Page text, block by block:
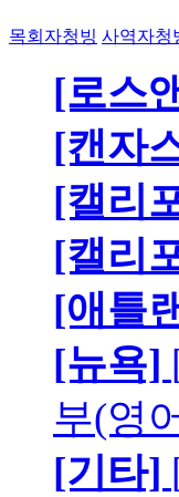
목회자청빙 사역자청
[로스
[캔자
[캘리
[캘리
[애틀
[뉴욕]
부(영
[기타]